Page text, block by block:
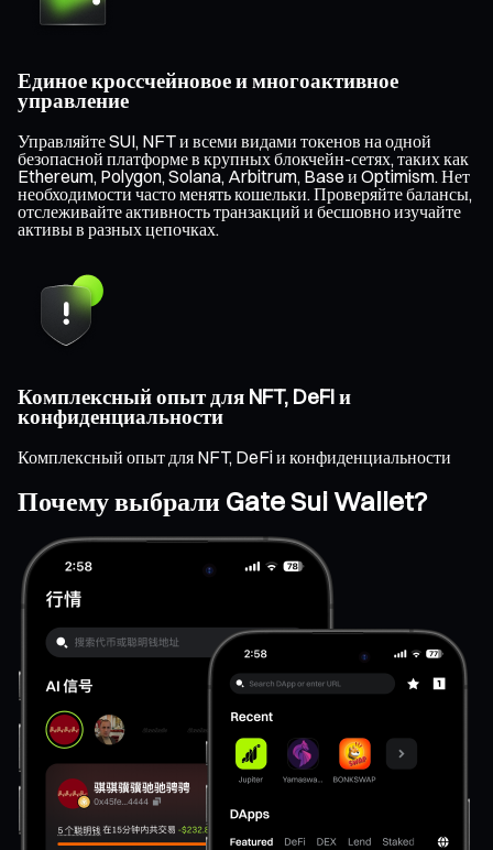
Единое кроссчейновое и многоактивное
управление
Управляйте SUI, NFT и всеми видами токенов на одной
безопасной платформе в крупных блокчейн-сетях, таких как
Ethereum, Polygon, Solana, Arbitrum, Base и Optimism. Нет
необходимости часто менять кошельки. Проверяйте балансы,
отслеживайте активность транзакций и бесшовно изучайте
активы в разных цепочках.
Комплексный опыт для NFT, DeFi и
конфиденциальности
Комплексный опыт для NFT, DeFi и конфиденциальности
Почему выбрали Gate Sui Wallet?